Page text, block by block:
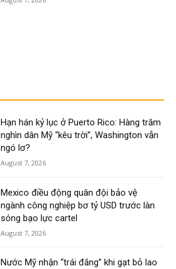
Hạn hán kỷ lục ở Puerto Rico: Hàng trăm
nghìn dân Mỹ “kêu trời”, Washington vẫn
ngó lơ?
August 7, 2026
Mexico điều động quân đội bảo vệ
ngành công nghiệp bơ tỷ USD trước làn
sóng bạo lực cartel
August 7, 2026
Nước Mỹ nhận “trái đắng” khi gạt bỏ lao